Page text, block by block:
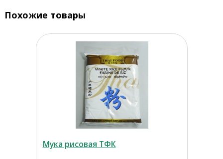
Похожие товары
Мука рисовая ТФК